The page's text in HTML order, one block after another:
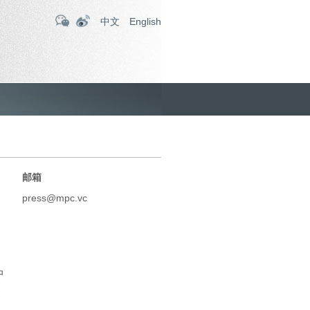
中文 English
邮箱
press@mpc.vc